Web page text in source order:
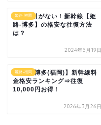
姫路-福岡
往復割引がない！新幹線【姫
路-博多】の格安な往復方法
は？
2024年5月19日
姫路-福岡
【姫路-博多(福岡)】新幹線料
金格安ランキング⇒往復
10,000円お得！
2026年3月26日